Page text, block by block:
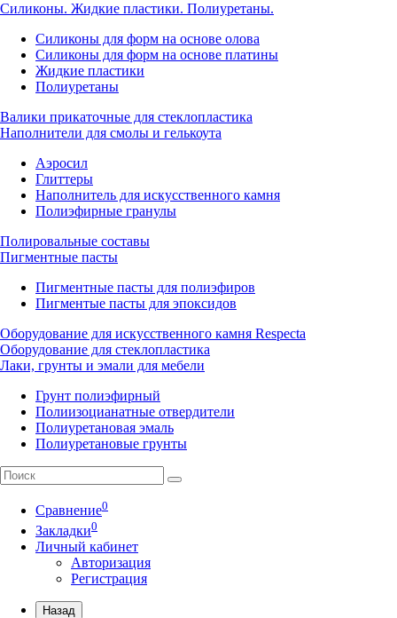
Силиконы. Жидкие пластики. Полиуретаны.
Силиконы для форм на основе олова
Силиконы для форм на основе платины
Жидкие пластики
Полиуретаны
Валики прикаточные для стеклопластика
Наполнители для смолы и гелькоута
Аэросил
Глиттеры
Наполнитель для искусственного камня
Полиэфирные гранулы
Полировальные составы
Пигментные пасты
Пигментные пасты для полиэфиров
Пигментые пасты для эпоксидов
Оборудование для искусственного камня Respecta
Оборудование для стеклопластика
Лаки, грунты и эмали для мебели
Грунт полиэфирный
Полиизоцианатные отвердители
Полиуретановая эмаль
Полиуретановые грунты
Сравнение0
Закладки0
Личный кабинет
Авторизация
Регистрация
Назад